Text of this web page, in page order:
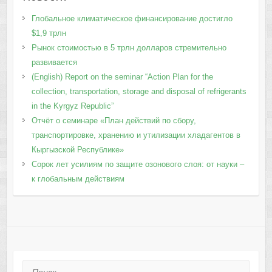
Глобальное климатическое финансирование достигло
$1,9 трлн
Рынок стоимостью в 5 трлн долларов стремительно
развивается
(English) Report on the seminar “Action Plan for the
collection, transportation, storage and disposal of refrigerants
in the Kyrgyz Republic”
Отчёт о семинаре «План действий по сбору,
транспортировке, хранению и утилизации хладагентов в
Кыргызской Республике»
Сорок лет усилиям по защите озонового слоя: от науки –
к глобальным действиям
Поиск